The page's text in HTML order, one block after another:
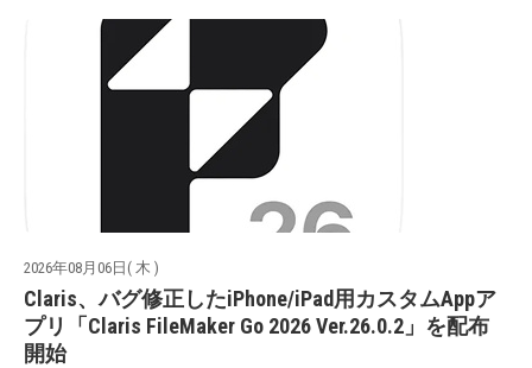
2026年08月06日( 木 )
Claris、バグ修正したiPhone/iPad用カスタムAppア
プリ「Claris FileMaker Go 2026 Ver.26.0.2」を配布
開始